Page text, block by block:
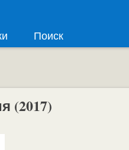
Поиск
(2017)